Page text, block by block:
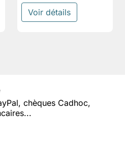
Voir détails
chèques Cadhoc,